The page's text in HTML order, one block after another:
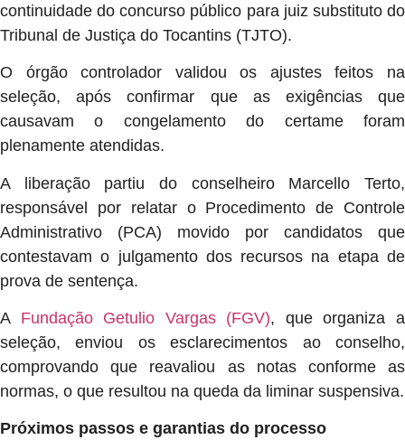
continuidade do concurso público para juiz substituto do
Tribunal de Justiça do Tocantins (TJTO).
O órgão controlador validou os ajustes feitos na
seleção, após confirmar que as exigências que
causavam o congelamento do certame foram
plenamente atendidas.
A liberação partiu do conselheiro Marcello Terto,
responsável por relatar o Procedimento de Controle
Administrativo (PCA) movido por candidatos que
contestavam o julgamento dos recursos na etapa de
prova de sentença.
A Fundação Getulio Vargas (FGV), que organiza a
seleção, enviou os esclarecimentos ao conselho,
comprovando que reavaliou as notas conforme as
normas, o que resultou na queda da liminar suspensiva.
Próximos passos e garantias do processo